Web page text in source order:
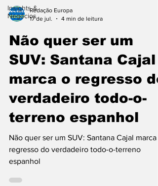
Insights &
Negócios
Não quer ser um
SUV: Santana Cajal
marca o regresso do
verdadeiro todo-o-
terreno espanhol
Não quer ser um SUV: Santana Cajal marca
regresso do verdadeiro todo-o-terreno
espanhol